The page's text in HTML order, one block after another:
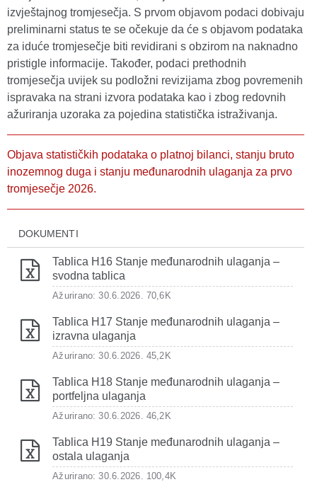
izvještajnog tromjesečja. S prvom objavom podaci dobivaju
preliminarni status te se očekuje da će s objavom podataka
za iduće tromjesečje biti revidirani s obzirom na naknadno
pristigle informacije. Također, podaci prethodnih
tromjesečja uvijek su podložni revizijama zbog povremenih
ispravaka na strani izvora podataka kao i zbog redovnih
ažuriranja uzoraka za pojedina statistička istraživanja.
Objava statističkih podataka o platnoj bilanci, stanju bruto
inozemnog duga i stanju međunarodnih ulaganja za prvo
tromjesečje 2026.
DOKUMENTI
Tablica H16 Stanje međunarodnih ulaganja –
svodna tablica
Ažurirano: 30.6.2026. 70,6K
Tablica H17 Stanje međunarodnih ulaganja –
izravna ulaganja
Ažurirano: 30.6.2026. 45,2K
Tablica H18 Stanje međunarodnih ulaganja –
portfeljna ulaganja
Ažurirano: 30.6.2026. 46,2K
Tablica H19 Stanje međunarodnih ulaganja –
ostala ulaganja
Ažurirano: 30.6.2026. 100,4K